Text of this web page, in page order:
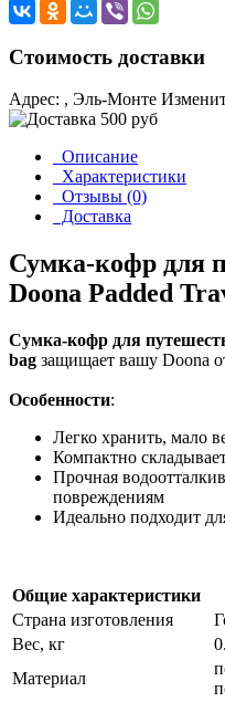
Стоимость доставки
Адрес: , Эль-Монте
Описание
Характеристики
Отзывы (0)
Доставка
Сумка-кофр для
Doona Padded
Сумка-кофр для
bag защищает вашу Doona
Особенности:
Легко хранить, мало
Компактно
Прочная
повреждениям
Идеально подходит
Общие характеристики
Страна изготовления
Вес, кг
Материал